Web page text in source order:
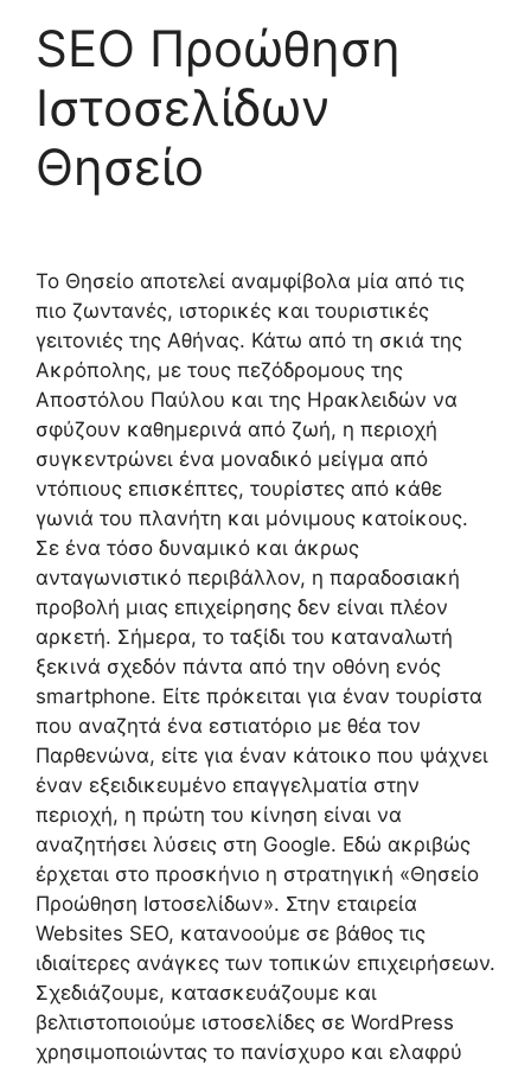
SEO Προώθηση
Ιστοσελίδων
Θησείο
Το Θησείο αποτελεί αναμφίβολα μία από τις
πιο ζωντανές, ιστορικές και τουριστικές
γειτονιές της Αθήνας. Κάτω από τη σκιά της
Ακρόπολης, με τους πεζόδρομους της
Αποστόλου Παύλου και της Ηρακλειδών να
σφύζουν καθημερινά από ζωή, η περιοχή
συγκεντρώνει ένα μοναδικό μείγμα από
ντόπιους επισκέπτες, τουρίστες από κάθε
γωνιά του πλανήτη και μόνιμους κατοίκους.
Σε ένα τόσο δυναμικό και άκρως
ανταγωνιστικό περιβάλλον, η παραδοσιακή
προβολή μιας επιχείρησης δεν είναι πλέον
αρκετή. Σήμερα, το ταξίδι του καταναλωτή
ξεκινά σχεδόν πάντα από την οθόνη ενός
smartphone. Είτε πρόκειται για έναν τουρίστα
που αναζητά ένα εστιατόριο με θέα τον
Παρθενώνα, είτε για έναν κάτοικο που ψάχνει
έναν εξειδικευμένο επαγγελματία στην
περιοχή, η πρώτη του κίνηση είναι να
αναζητήσει λύσεις στη Google. Εδώ ακριβώς
έρχεται στο προσκήνιο η στρατηγική «Θησείο
Προώθηση Ιστοσελίδων». Στην εταιρεία
Websites SEO, κατανοούμε σε βάθος τις
ιδιαίτερες ανάγκες των τοπικών επιχειρήσεων.
Σχεδιάζουμε, κατασκευάζουμε και
βελτιστοποιούμε ιστοσελίδες σε WordPress
χρησιμοποιώντας το πανίσχυρο και ελαφρύ